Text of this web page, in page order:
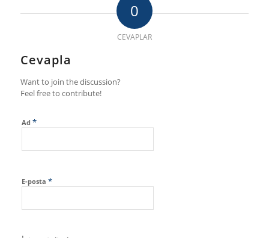
0
CEVAPLAR
Cevapla
Want to join the discussion?
Feel free to contribute!
Ad *
E-posta *